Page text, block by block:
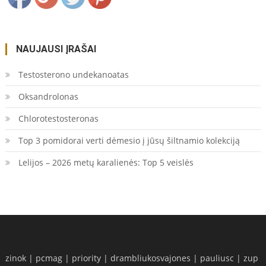
NAUJAUSI ĮRAŠAI
Testosterono undekanoatas
Oksandrolonas
Chlorotestosteronas
Top 3 pomidorai verti dėmesio į jūsų šiltnamio kolekciją
Lelijos – 2026 metų karalienės: Top 5 veislės
zinok | pcmag | priority |drambliukosvajones | pauliusc |zup